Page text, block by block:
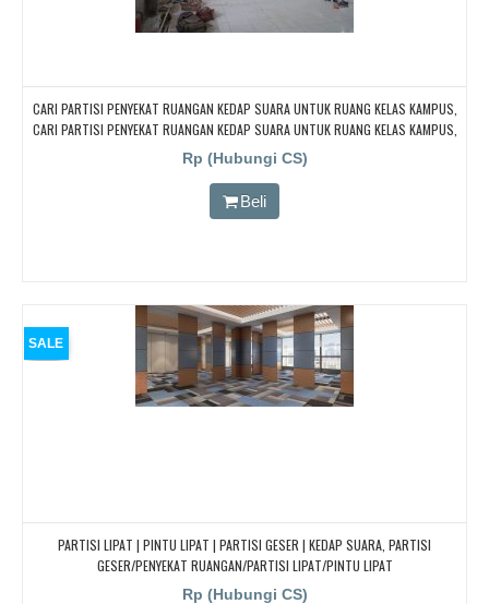
CARI PARTISI PENYEKAT RUANGAN KEDAP SUARA UNTUK RUANG KELAS KAMPUS,
CARI PARTISI PENYEKAT RUANGAN KEDAP SUARA UNTUK RUANG KELAS KAMPUS,
CARI PARTISI PENYEKAT RUANGAN KEDAP SUARA UNTUK RUANG KELAS KAMPUS,
CARI PARTISI PENYEKAT RUANGAN KEDAP SUARA UNTUK RUANG KELAS KAMPUS,
CARI PARTISI PENYEKAT RUANGAN KEDAP SUARA UNTUK RUANG KELAS KAMPUS
Rp (Hubungi CS)
Beli
SALE
PARTISI LIPAT | PINTU LIPAT | PARTISI GESER | KEDAP SUARA, PARTISI
GESER/PENYEKAT RUANGAN/PARTISI LIPAT/PINTU LIPAT
Rp (Hubungi CS)